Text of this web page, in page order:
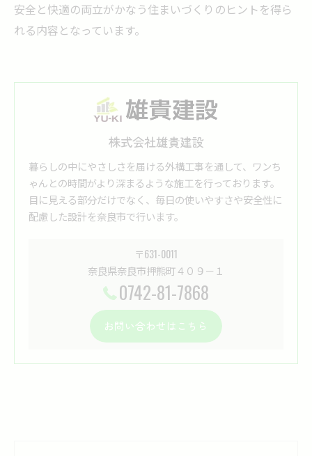
安全と快適の両立がかなう住まいづくりのヒントを得ら
れる内容となっています。
株式会社雄貴建設
暮らしの中にやさしさを届ける外構工事を通して、ワンち
ゃんとの時間がより深まるような施工を行っております。
目に見える部分だけでなく、毎日の使いやすさや安全性に
配慮した設計を奈良市で行います。
〒631-0011
奈良県奈良市押熊町４０９－１
0742-81-7868
お問い合わせはこちら